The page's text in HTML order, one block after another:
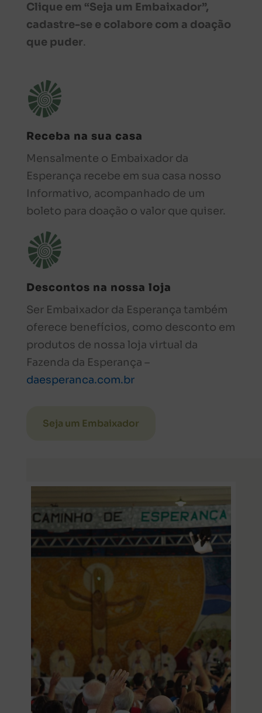
Clique em “Seja um Embaixador”,
cadastre-se e colabore com a doação
que puder.
Receba na sua casa
Mensalmente o Embaixador da
Esperança recebe em sua casa nosso
Informativo, acompanhado de um
boleto para doação o valor que quiser.
Descontos na nossa loja
Ser Embaixador da Esperança também
oferece benefícios, como desconto em
produtos de nossa loja virtual da
Fazenda da Esperança –
daesperanca.com.br
Seja um Embaixador